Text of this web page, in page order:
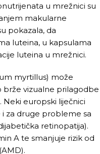
u mrežnici su
makularne
pokazala, da
luteina, u kapsulama
luteina u mrežnici.
myrtillus) može
brže vizualne prilagodbe
Neki europski liječnici
za druge probleme sa
retinopatija).
A te smanjuje rizik od